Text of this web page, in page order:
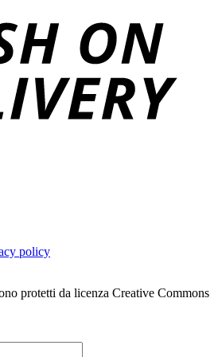
policy
protetti da licenza Creative Commons